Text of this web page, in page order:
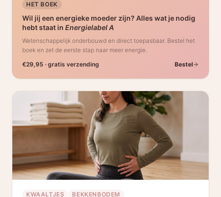
HET BOEK
Wil jij een energieke moeder zijn? Alles wat je nodig
hebt staat in Energielabel A
Wetenschappelijk onderbouwd en direct toepasbaar. Bestel het
boek en zet de eerste stap naar meer energie.
€29,95 · gratis verzending
Bestel
KWAALTJES BEKKENBODEM